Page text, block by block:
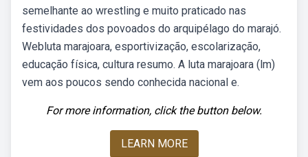
semelhante ao wrestling e muito praticado nas
festividades dos povoados do arquipélago do marajó.
Webluta marajoara, esportivização, escolarização,
educação física, cultura resumo. A luta marajoara (lm)
vem aos poucos sendo conhecida nacional e.
For more information, click the button below.
LEARN MORE